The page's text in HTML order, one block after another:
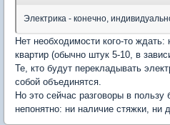
Электрика - конечно,
Нет необходимости кого-то
квартир (обычно штук 5-10, в
Те, кто будут перекладывать
собой объединятся.
Но это сейчас разговоры в
непонятно: ни наличие стяжки, ни